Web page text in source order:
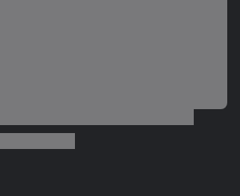
encontro e brinca: 'Está na hora...